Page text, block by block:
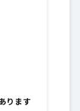
ります